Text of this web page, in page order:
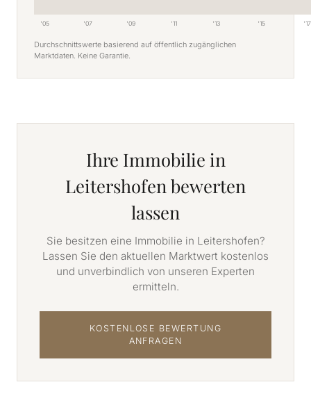
'05 '07 '09 '11 '13 '15 '17
Durchschnittswerte basierend auf öffentlich zugänglichen
Marktdaten. Keine Garantie.
Ihre Immobilie in
Leitershofen bewerten
lassen
Sie besitzen eine Immobilie in Leitershofen?
Lassen Sie den aktuellen Marktwert kostenlos
und unverbindlich von unseren Experten
ermitteln.
KOSTENLOSE BEWERTUNG
ANFRAGEN